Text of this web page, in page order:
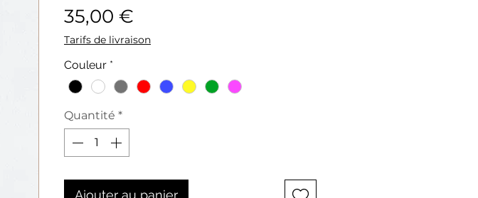
35,00 €
Tarifs de livraison
Couleur *
Quantité *
Ajouter au panier